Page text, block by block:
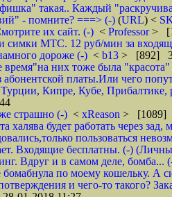
такая.. Каждый
- помните? ===> (-) (URL) <
их сайт. (-) < Professor>
МТС. 12 руб/мин за
дороже (-) < b13 > [892]
время"на них тоже была
абонентской платы.Или чего
Кипре, Кубе,
страшно (-) < xReason > [1089]
халява будет работать через
пользоваться
Входящие бесплатны. (-)
Вдруг и в самом деле, бомба...
по моему кошельку. А
и чего-то такого?